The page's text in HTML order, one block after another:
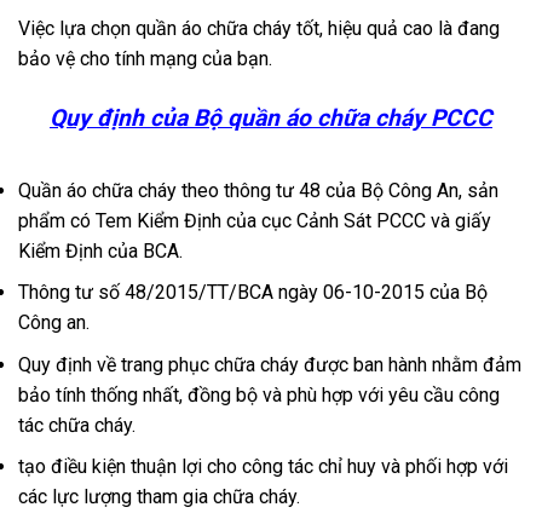
Việc lựa chọn quần áo chữa cháy tốt, hiệu quả cao là đang
bảo vệ cho tính mạng của bạn.
Quy định của Bộ quần áo chữa cháy PCCC
Quần áo chữa cháy theo thông tư 48 của Bộ Công An, sản
phẩm có Tem Kiểm Định của cục Cảnh Sát PCCC và giấy
Kiểm Định của BCA.
Thông tư số 48/2015/TT/BCA ngày 06-10-2015 của Bộ
Công an.
Quy định về trang phục chữa cháy được ban hành nhằm đảm
bảo tính thống nhất, đồng bộ và phù hợp với yêu cầu công
tác chữa cháy.
tạo điều kiện thuận lợi cho công tác chỉ huy và phối hợp với
các lực lượng tham gia chữa cháy.